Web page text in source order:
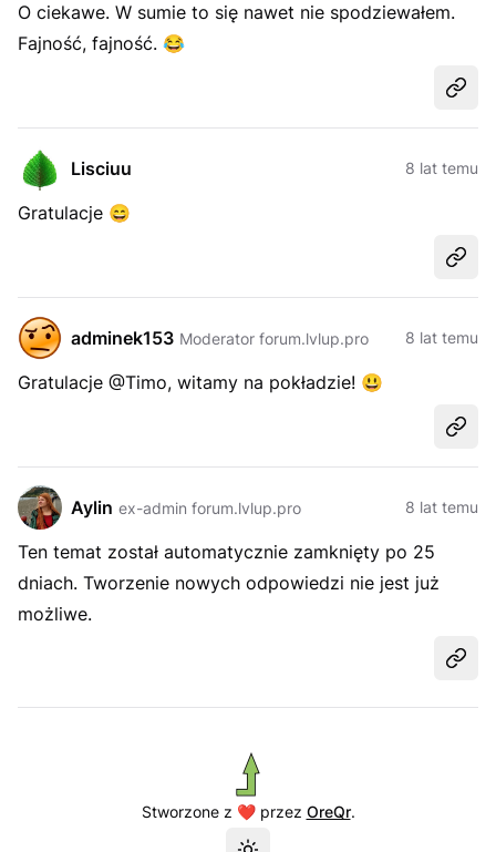
O ciekawe. W sumie to się nawet nie spodziewałem.
Fajność, fajność. 😂
Lisciuu 8 lat temu
Gratulacje 😄
adminek153 Moderator forum.lvlup.pro 8 lat temu
Gratulacje @Timo, witamy na pokładzie! 😃
Aylin ex-admin forum.lvlup.pro 8 lat temu
Ten temat został automatycznie zamknięty po 25
dniach. Tworzenie nowych odpowiedzi nie jest już
możliwe.
Stworzone z ❤️ przez OreQr.